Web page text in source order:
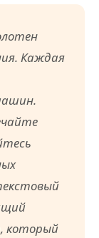
Каждая
который